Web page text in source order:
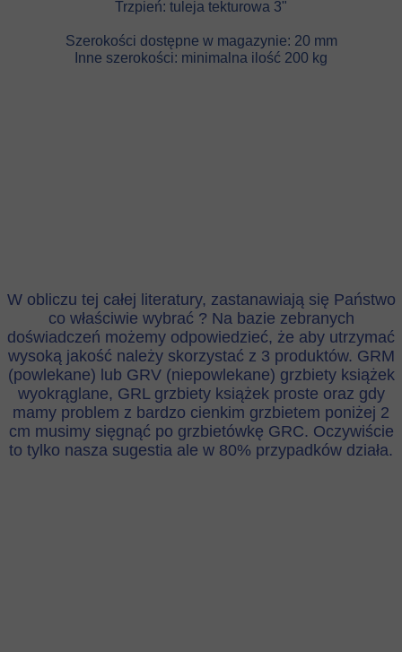
Trzpień: tuleja tekturowa 3"
Szerokości dostępne w magazynie: 20 mm
Inne szerokości: minimalna ilość 200 kg
W obliczu tej całej literatury, zastanawiają się Państwo
co właściwie wybrać ? Na bazie zebranych
doświadczeń możemy odpowiedzieć, że aby utrzymać
wysoką jakość należy skorzystać z 3 produktów. GRM
(powlekane) lub GRV (niepowlekane) grzbiety książek
wyokrąglane, GRL grzbiety książek proste oraz gdy
mamy problem z bardzo cienkim grzbietem poniżej 2
cm musimy sięgnąć po grzbietówkę GRC. Oczywiście
to tylko nasza sugestia ale w 80% przypadków działa.